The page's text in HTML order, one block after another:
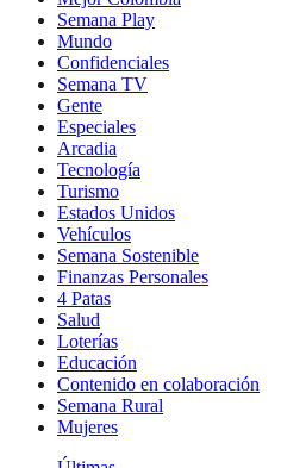
Semana Play
Mundo
Confidenciales
Semana TV
Gente
Especiales
Arcadia
Tecnología
Turismo
Estados Unidos
Vehículos
Semana Sostenible
Finanzas Personales
4 Patas
Salud
Loterías
Educación
Contenido en colaboración
Semana Rural
Mujeres